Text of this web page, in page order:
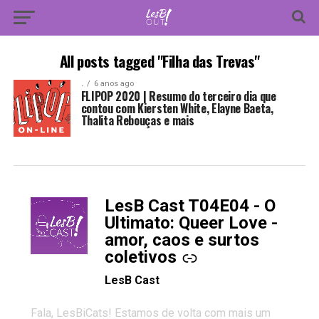
All posts tagged "Filha das Trevas"
. 6 anos ago
FLIPOP 2020 | Resumo do terceiro dia que
contou com Kiersten White, Elayne Baeta,
Thalita Rebouças e mais
LesB Cast T04E04 - O
Ultimato: Queer Love -
amor, caos e surtos
coletivos
-
LesB Cast
Fala, LesBiCats! Estamos de volta com mais um